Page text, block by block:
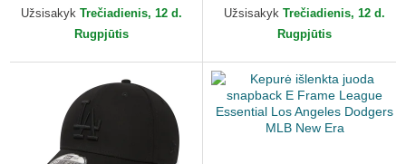
Užsisakyk Trečiadienis, 12 d.
Rugpjūtis
Dodgers MLB New Era
Užsisakyk Trečiadienis, 12 d.
Rugpjūtis